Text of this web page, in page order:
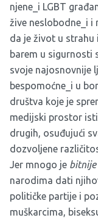
njene_i LGBT
žive neslobodne_i i
da je život u strahu
barem u sigurnosti
svoje najosnovnije
bespomoćne_i u
društva koje je
medijski prostor
drugih, osuđujući
dozvoljene
Jer mnogo je bitnije
narodima dati
političke partije i
muškarcima,